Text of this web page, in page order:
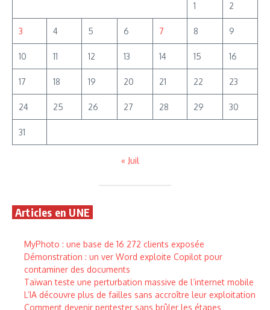
1 2
3 4 5 6 7 8 9
10 11 12 13 14 15 16
17 18 19 20 21 22 23
24 25 26 27 28 29 30
31
« Juil
Articles en UNE
MyPhoto : une base de 16 272 clients exposée
Démonstration : un ver Word exploite Copilot pour
contaminer des documents
Taïwan teste une perturbation massive de l’internet mobile
L’IA découvre plus de failles sans accroître leur exploitation
Comment devenir pentester sans brûler les étapes